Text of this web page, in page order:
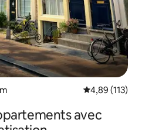
Évaluation
4,89 (113)
avec